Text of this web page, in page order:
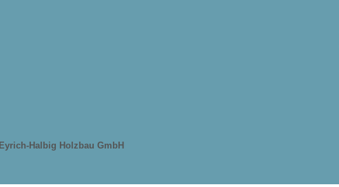
Eyrich-Halbig Holzbau GmbH